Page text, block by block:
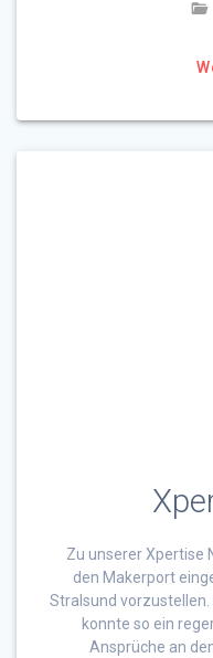
Zu unserer Xpertise
den Makerport
Stralsund
konnte so ein
Ansprüche an